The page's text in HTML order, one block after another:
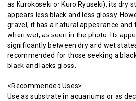
as Kurokōseki or Kuro Ryūseki), its dry
appears less black and less glossy.
gravel, it has a natural appearance and
when wet, as seen in the photo. Its
significantly between dry and wet
recommended for those seeking a
black and lacks gloss.
<Recommended Uses>
Use as substrate in aquariums or as